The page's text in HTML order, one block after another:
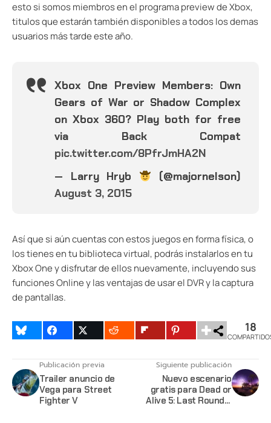
esto si somos miembros en el programa preview de Xbox,
titulos que estarán también disponibles a todos los demas
usuarios más tarde este año.
Xbox One Preview Members: Own
Gears of War or Shadow Complex
on Xbox 360? Play both for free
via Back Compat
pic.twitter.com/8PfrJmHA2N
— Larry Hryb
(@majornelson)
August 3, 2015
Así que si aún cuentas con estos juegos en forma física, o
los tienes en tu biblioteca virtual, podrás instalarlos en tu
Xbox One y disfrutar de ellos nuevamente, incluyendo sus
funciones Online y las ventajas de usar el DVR y la captura
de pantallas.
18
Publicación previa
Trailer anuncio de
Vega para Street
Fighter V
Siguiente publicación
Nuevo escenario
gratis para Dead or
Alive 5: Last Round y